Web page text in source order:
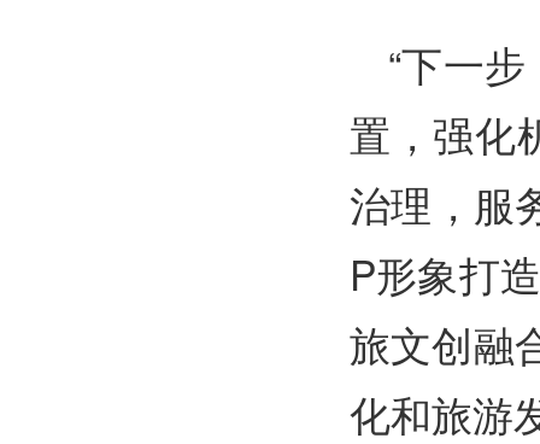
“下一
置，强化
治理，服
P形象打
旅文创融
化和旅游